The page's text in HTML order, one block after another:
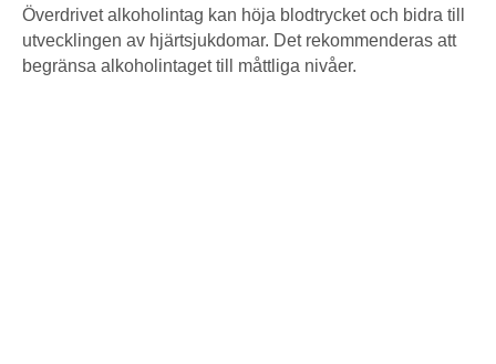
Överdrivet alkoholintag kan höja blodtrycket och bidra till
utvecklingen av hjärtsjukdomar. Det rekommenderas att
begränsa alkoholintaget till måttliga nivåer.